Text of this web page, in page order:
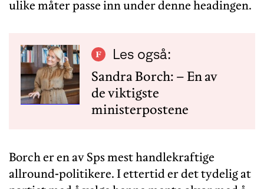
ulike måter passe inn under denne headingen.
Les også:
Sandra Borch: – En av
de viktigste
ministerpostene
Borch er en av Sps mest handlekraftige
allround-politikere. I ettertid er det tydelig at